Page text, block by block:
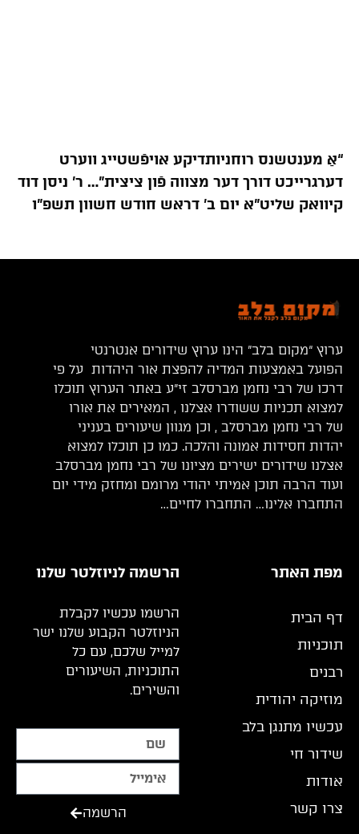
“אַ מענטשנס רוחניותדיקע אויפֿשטייג ווערט
דערגרייכט דורך דער מצווה פֿון ציצית”… ר’ ניסן דוד
קיוואק שליט”א יום ב’ דראש חודש חשוון תשפ”ו
ערוץ “מקום בלב” הינו ערוץ שידורים אנטרנטי
הפועל באמצעות המדיה להפצת אור היהדות על פי
דרכו של רבי נחמן מברסלב זי”ע באתר הערוץ תוכלו
למצוא תכניות ששודרו אצלנו , המאירים את אורו
של רבי נחמן מברסלב , וכן מגוון שיעורים בעניני
יהדות חסידות אמונה והלכה. כמו כן תוכלו למצוא
אצלנו שידורים ישירים מציונו של רבי נחמן מברסלב
ועוד הרבה תוכן אמיתי יהודי מרומם ומחזק מידי יום
התחברו אלינו… התחברו לחיים…
מפת האתר
דף הבית
תוכניות
רבנים
מוזיקה יהודית
עכשיו מתנגן בלב
שידור חי
אודות
צרו קשר
הרשמה לניוזלטר שלנו
הרשמו עכשיו לקבלת
הניוזלטר הקבוע שלנו ישר
למייל שלכם, עם כל
התוכניות, השיעורים
והשירים.
הרשמה